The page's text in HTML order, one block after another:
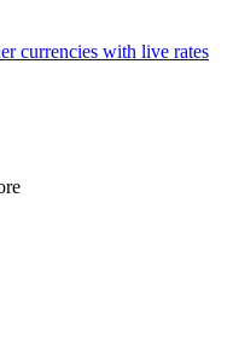
currencies with live rates